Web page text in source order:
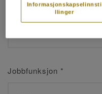
Etternavn*
Jobbfunksjon *
Informasjonskapselinnsti
llinger